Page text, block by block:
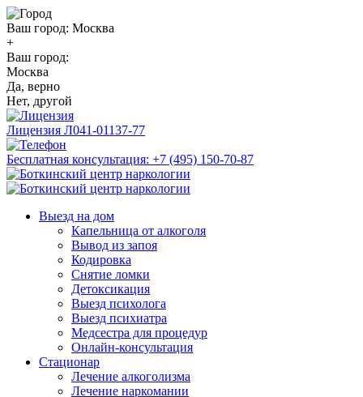
Ваш город: Москва
+
Ваш город:
Москва
Да, верно
Нет, другой
Лицензия Л041-01137-77
Бесплатная консультация: +7 (495) 150-70-87
Выезд на дом
Капельница от алкоголя
Вывод из запоя
Кодировка
Снятие ломки
Детоксикация
Выезд психолога
Выезд психиатра
Медсестра для процедур
Онлайн-консультация
Стационар
Лечение алкоголизма
Лечение наркомании